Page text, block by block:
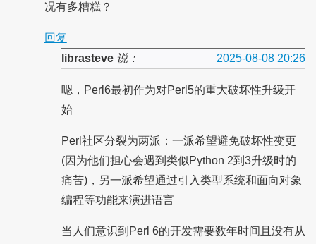
况有多糟糕？
回复
librasteve说： 2025-08-08 20:26
嗯，Perl6最初作为对Perl5的重大破坏性升级开
始
Perl社区分裂为两派：一派希望避免破坏性变更
(因为他们担心会遇到类似Python 2到3升级时的
痛苦)，另一派希望通过引入类型系统和面向对象
编程等功能来演进语言
当人们意识到Perl 6的开发需要数年时间且没有从